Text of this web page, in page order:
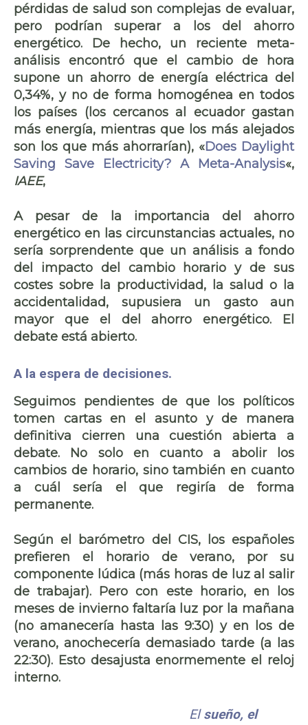
pérdidas de salud son complejas de evaluar,
pero podrían superar a los del ahorro
energético. De hecho, un reciente meta-
análisis encontró que el cambio de hora
supone unahorro de energía eléctrica del
0,34%, y no de forma homogénea en todos
los países (los cercanos al ecuador gastan
más energía, mientras que los más alejados
son los que más ahorrarían), «Does Daylight
Saving Save Electricity? A Meta-Analysis«,
IAEE,
A pesar de la importancia del ahorro
energético en las circunstancias actuales, no
sería sorprendente que un análisis a fondo
del impacto del cambio horario y de sus
costes sobre la productividad, la salud o la
accidentalidad, supusiera un gasto aun
mayor que el del ahorro energético. El
debate está abierto.
A la espera de decisiones.
Seguimos pendientes de que los políticos
tomen cartas en el asunto y de manera
definitiva cierren una cuestión abierta a
debate. No solo en cuanto a abolir los
cambios de horario, sino también en cuanto
a cuál sería el que regiría de forma
permanente.
Según el barómetro del CIS,
los españoles
prefieren el horario de verano, por su
componente lúdica (más horas de luz al salir
de trabajar). Pero con este horario, en los
meses de invierno faltaría luz por la mañana
(no amanecería hasta las 9:30) y en los de
verano,anochecería demasiado tarde(a las
22:30). Esto desajusta enormemente el reloj
interno.
Elsueño, el